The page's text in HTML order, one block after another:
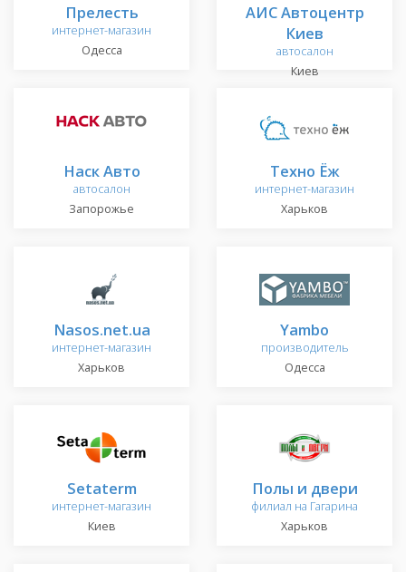
Прелесть
интернет-магазин
Одесса
АИС Автоцентр
Киев
автосалон
Киев
Наск Авто
автосалон
Запорожье
Техно Ёж
интернет-магазин
Харьков
Nasos.net.ua
интернет-магазин
Харьков
Yambo
производитель
Одесса
Setaterm
интернет-магазин
Киев
Полы и двери
филиал на Гагарина
Харьков